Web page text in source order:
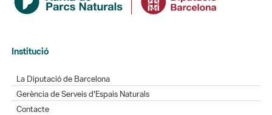
Institució
La Diputació de Barcelona
Gerència de Serveis d'Espais Naturals
Contacte